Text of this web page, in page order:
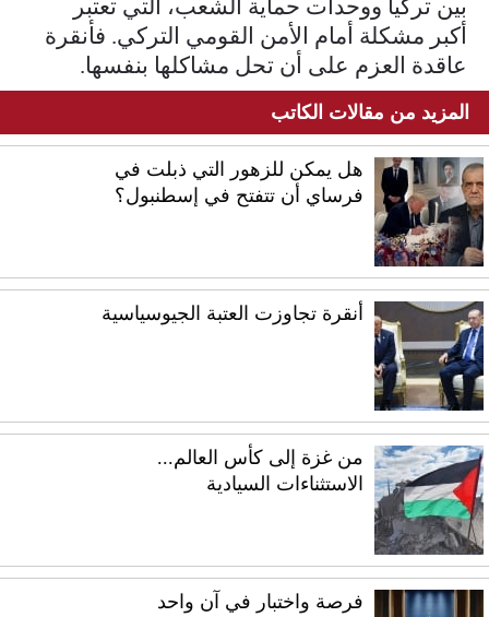
بين تركيا ووحدات حماية الشعب، التي تعتبر
أكبر مشكلة أمام الأمن القومي التركي. فأنقرة
عاقدة العزم على أن تحل مشاكلها بنفسها.
المزيد من مقالات الكاتب
هل يمكن للزهور التي ذبلت في
فرساي أن تتفتح في إسطنبول؟
أنقرة تجاوزت العتبة الجيوسياسية
من غزة إلى كأس العالم...
الاستثناءات السيادية
فرصة واختبار في آن واحد